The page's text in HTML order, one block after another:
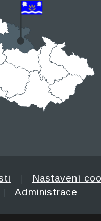
Nastavení
Administrace